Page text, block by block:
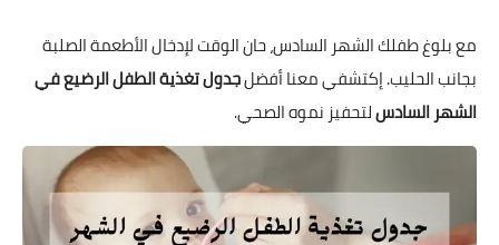
مع بلوغ طفلك الشهر السادس، حان الوقت لإدخال الأطعمة الصلبة
بجانب الحليب. إكتشفي معنا أفضلجدول تغذية الطفل الرضيع في
الشهر السادسلتحفيز نموه الصحي.